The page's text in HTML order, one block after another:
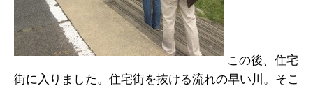
この後、住宅
街に入りました。住宅街を抜ける流れの早い川。そこ